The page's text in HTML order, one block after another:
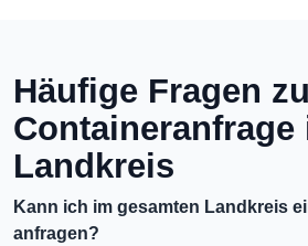
Häufige Fragen
Containeranfrage
Landkreis
Kann ich im gesamten Landkreis
anfragen?